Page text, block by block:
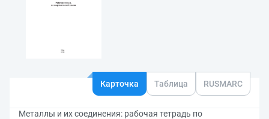
Карточка Таблица RUSMARC
Металлы и их соединения: рабочая тетрадь по